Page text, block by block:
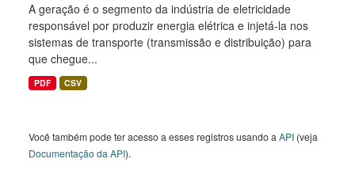
A geração é o segmento da indústria de eletricidade
responsável por produzir energia elétrica e injetá-la nos
sistemas de transporte (transmissão e distribuição) para
que chegue...
PDF CSV
Você também pode ter acesso a esses registros usando a API (veja
Documentação da API).